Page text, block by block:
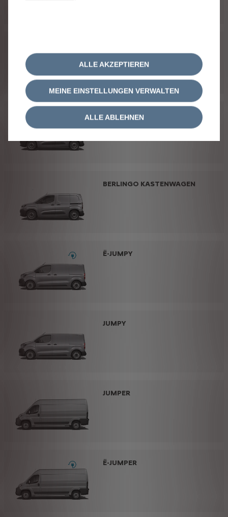
Ë-BERLINGO KASTENWAGEN
BERLINGO KASTENWAGEN
Ë-JUMPY
JUMPY
JUMPER
Ë-JUMPER
MEINE EINSTELLUNGEN VERWALTEN
ALLE AKZEPTIEREN
ALLE ABLEHNEN